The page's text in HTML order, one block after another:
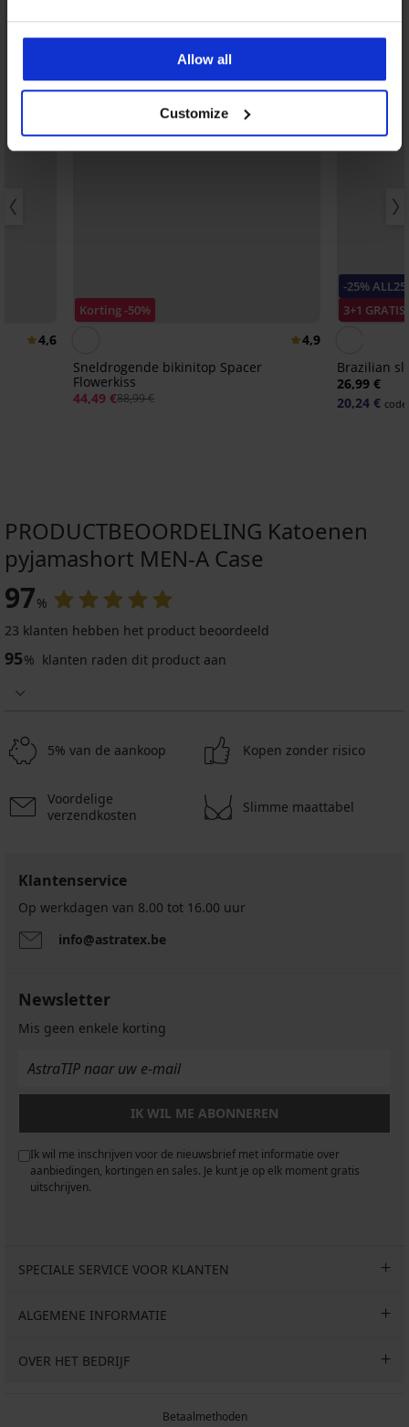
Allow all
Customize
4,6
Korting -50%
4,9
Sneldrogende bikinitop Spacer
Flowerkiss
44,49 €88,99 €
-25% ALL25
3+1 GRATIS
Brazilian
26,99 €
20,24 €
-30%
slips
MEN-
36,99
-25 % ALL25
sokken
Desi
actie
2+1
GRATIS
4,19
PRODUCTBEOORDELING Katoenen
pyjamashort MEN-A Case
97%
23 klanten hebben het product beoordeeld
95% klanten raden dit product aan
5% van de aankoop Kopen zonder risico
Voordelige
verzendkosten
Slimme maattabel
Klantenservice
Op werkdagen van 8.00 tot 16.00 uur
info@astratex.be
Newsletter
Mis geen enkele korting
IK WIL ME ABONNEREN
Ik wil me inschrijven voor de nieuwsbrief met informatie over
aanbiedingen, kortingen en sales. Je kunt je op elk moment gratis
uitschrijven.
SPECIALE SERVICE VOOR KLANTEN
ALGEMENE INFORMATIE
OVER HET BEDRIJF
Betaalmethoden